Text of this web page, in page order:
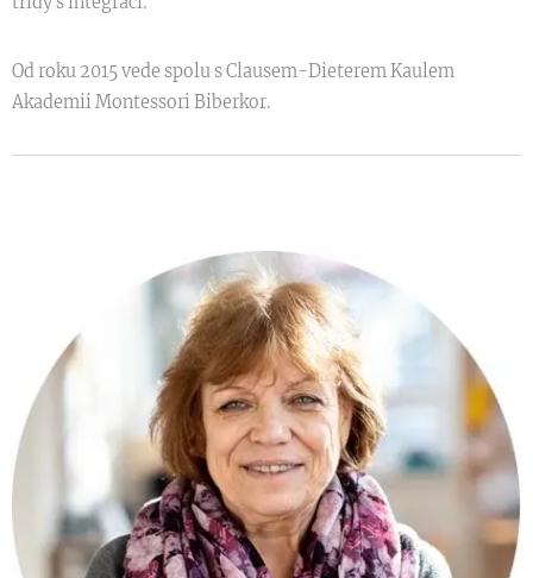
Od roku 2015 vede spolu s Clausem-Dieterem Kaulem
Akademii Montessori Biberkor.